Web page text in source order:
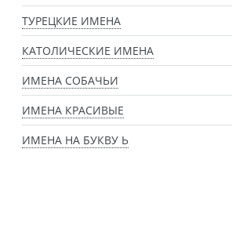
ТУРЕЦКИЕ ИМЕНА
КАТОЛИЧЕСКИЕ ИМЕНА
ИМЕНА СОБАЧЬИ
ИМЕНА КРАСИВЫЕ
ИМЕНА НА БУКВУ Ь